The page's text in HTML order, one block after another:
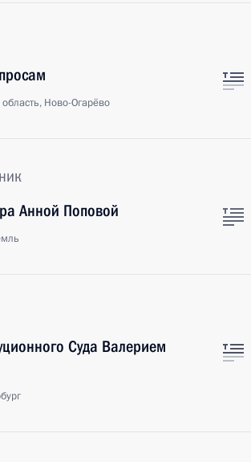
Ново-Огарёво
Анной Поповой
Суда Валерием